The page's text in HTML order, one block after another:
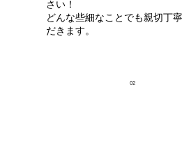
さい！
どんな些細なことでも親切丁
だきます。
02